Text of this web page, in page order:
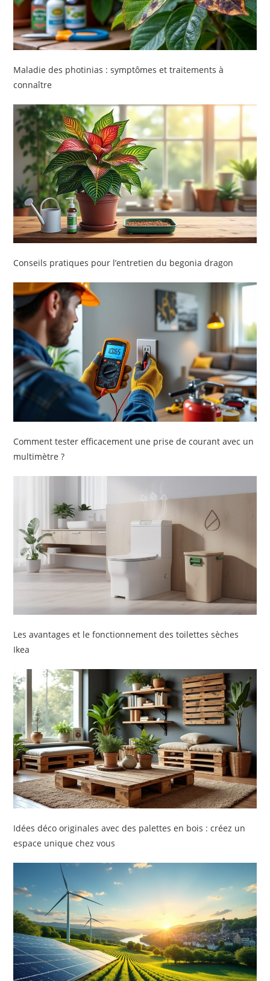
Maladie des photinias : symptômes et traitements à
connaître
Conseils pratiques pour l’entretien du begonia dragon
Comment tester efficacement une prise de courant avec un
multimètre ?
Les avantages et le fonctionnement des toilettes sèches
Ikea
Idées déco originales avec des palettes en bois : créez un
espace unique chez vous